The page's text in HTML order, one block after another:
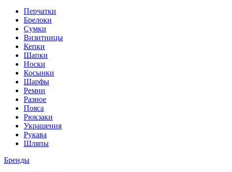
Перчатки
Брелоки
Сумки
Визитницы
Кепки
Шапки
Носки
Косынки
Шарфы
Ремни
Разное
Пояса
Рюкзаки
Украшения
Рукава
Шляпы
Бренды